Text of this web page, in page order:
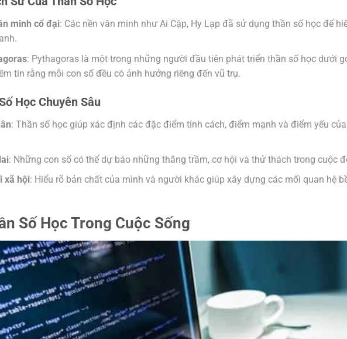
minh cổ đại: Các nền văn minh như Ai Cập, Hy Lạp đã sử dụng thần số học để
: Pythagoras là một trong những người đầu tiên phát triển thần số học dưới
tin rằng mỗi con số đều có ảnh hưởng riêng đến vũ trụ.
Học Chuyên Sâu
: Thần số học giúp xác định các đặc điểm tính cách, điểm mạnh và điểm yếu của
: Những con số có thể dự báo những thăng trầm, cơ hội và thử thách trong cuộc
xã hội: Hiểu rõ bản chất của mình và người khác giúp xây dựng các mối quan hệ
Số Học Trong Cuộc Sống